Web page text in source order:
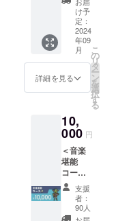
ンサー
ト準備
のた
め、リ
ターン
の送付
時期が
りま
す。そ
の際は
活動報
告にて
事前に
ご連絡
します
が、何
の送付
時期が
変動す
る可能
性があ
りま
す。そ
事前に
ご連絡
します
が、何
卒ご容
赦くだ
さい。
◆ お届
け方
（デジ
タル）
[４] オ
ルゴー
ルアレ
ンジフ
ルアル
バム
（デジ
※番号は
本文の
「リ
ターン
紹介」
と共通
です。
◆ お届
け予
定： ・
け予
定：
2024
年09
月
詳細を見る
こ
の
リ
タ
ー
ン
を
選
択
す
る
10,
000 円
＜音楽
堪能
コース
＞ ◆ 内
容物：
[２] お
礼メッ
支援
者：
90人